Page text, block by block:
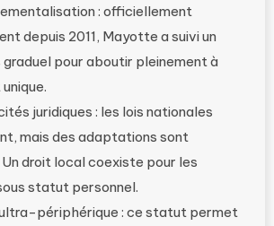
: officiellement
depuis 2011, Mayotte a suivi un
graduel pour aboutir pleinement à
juridiques : les lois nationales
mais des adaptations sont
droit local coexiste pour les
statut personnel.
ultra-périphérique : ce statut permet